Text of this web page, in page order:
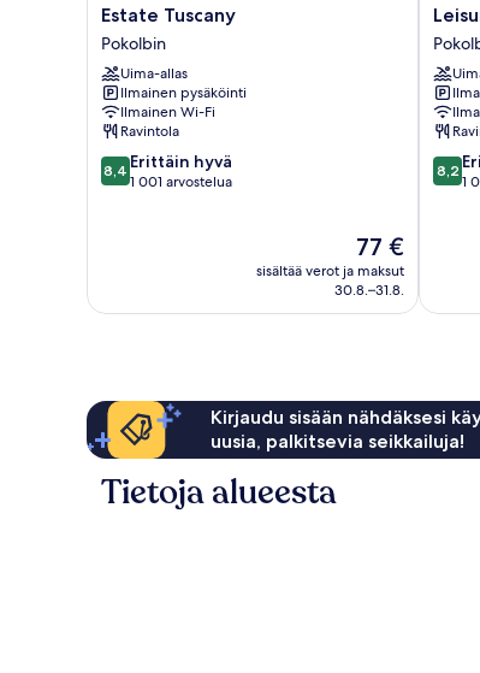
Estate
Tuscany
Pokolbin
Estate Tuscany
Pokolbin
Uima-allas
Ilmainen pysäköinti
Ilmainen Wi-Fi
Ravintola
8.4
kautta
8,4 Erittäin hyvä
1 001 arvostelua
Hinta
on
77 €
77 €
sisältää verot ja maksut
30.8.–31.8.
Inn
Hill
8.2
kautta
8,2
1
Kirjaudu sisään nähdäksesi
uusia, palkitsevia seikkailuja!
Tietoja alueesta